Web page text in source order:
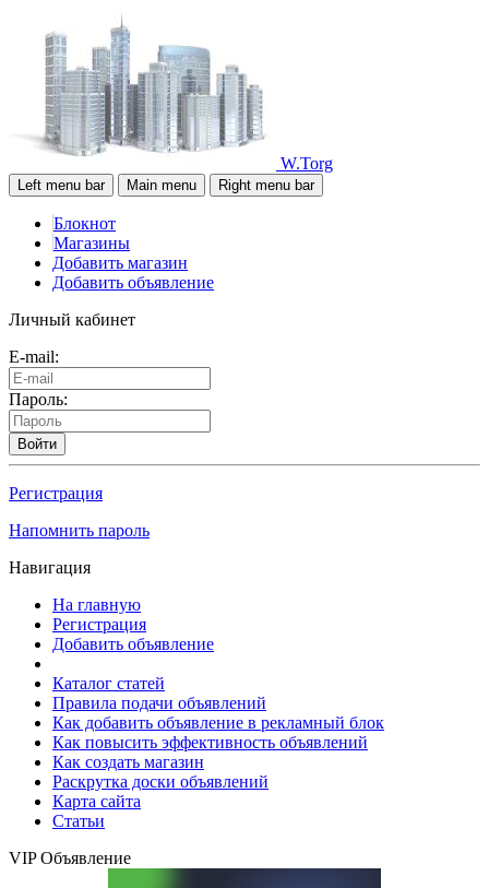
W.Torg
Left menu bar Main menu Right menu bar
Блокнот
Магазины
Добавить магазин
Добавить объявление
Личный кабинет
E-mail:
Пароль:
Войти
Регистрация
Напомнить пароль
Навигация
На главную
Регистрация
Добавить объявление
Каталог статей
Правила подачи объявлений
Как добавить объявление в рекламный блок
Как повысить эффективность объявлений
Как создать магазин
Раскрутка доски объявлений
Карта сайта
Статьи
VIP Объявление